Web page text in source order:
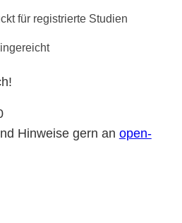
für registrierte Studien
Hinweise gern an open-